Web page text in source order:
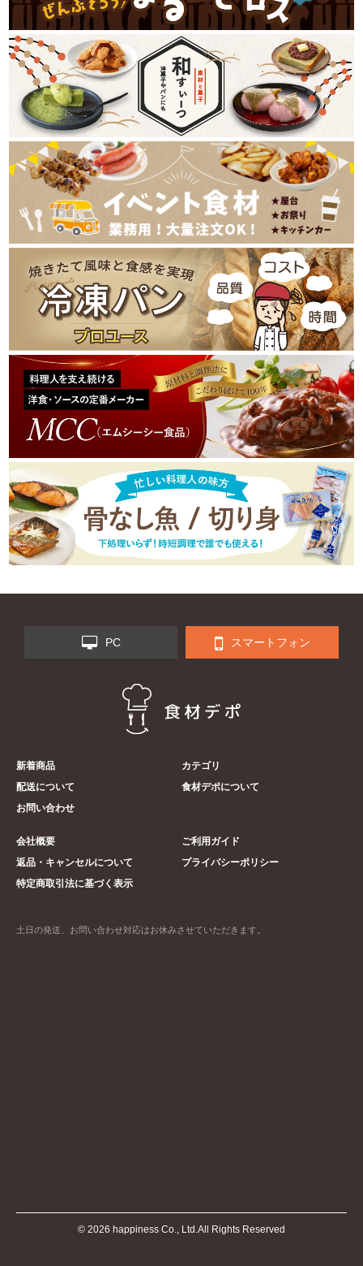
PC スマートフォン
新着商品
カテゴリ
配送について
食材デポについて
お問い合わせ
会社概要
ご利用ガイド
返品・キャンセルについて
プライバシーポリシー
特定商取引法に基づく表示
土日の発送、お問い合わせ対応はお休みさせていただきます。
© 2026 happiness Co., Ltd.All Rights Reserved